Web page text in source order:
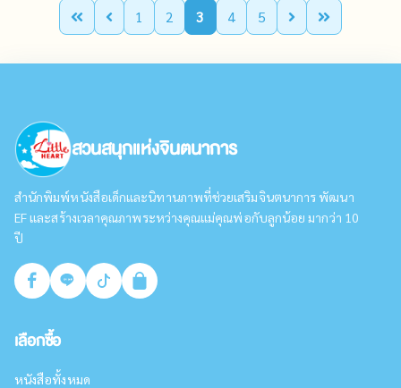
1 2 3 4 5
สวนสนุกแห่งจินตนาการ
สำนักพิมพ์หนังสือเด็กและนิทานภาพที่ช่วยเสริมจินตนาการ พัฒนา
EF และสร้างเวลาคุณภาพระหว่างคุณแม่คุณพ่อกับลูกน้อย มากว่า 10
ปี
เลือกซื้อ
หนังสือทั้งหมด